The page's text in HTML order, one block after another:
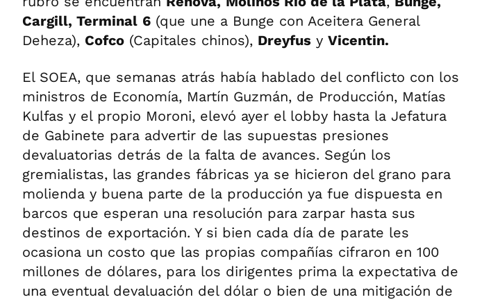
Cargill, Terminal 6 (que une a Bunge con Aceitera General
Deheza), Cofco (Capitales chinos), Dreyfus y Vicentin.
El SOEA, que semanas atrás había hablado del conflicto con los
ministros de Economía, Martín Guzmán, de Producción, Matías
Kulfas y el propio Moroni, elevó ayer el lobby hasta la Jefatura
de Gabinete para advertir de las supuestas presiones
devaluatorias detrás de la falta de avances. Según los
gremialistas, las grandes fábricas ya se hicieron del grano para
molienda y buena parte de la producción ya fue dispuesta en
barcos que esperan una resolución para zarpar hasta sus
destinos de exportación. Y si bien cada día de parate les
ocasiona un costo que las propias compañías cifraron en 100
millones de dólares, para los dirigentes prima la expectativa de
una eventual devaluación del dólar o bien de una mitigación de